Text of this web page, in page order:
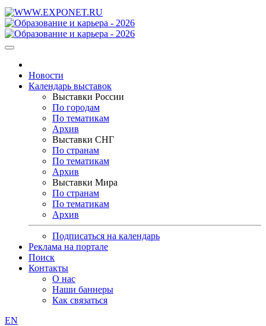
Новости
Календарь выставок
Выставки России
По городам
По тематикам
Архив
Выставки СНГ
По странам
По тематикам
Архив
Выставки Мира
По странам
По тематикам
Архив
Подписаться на календарь
Реклама на портале
Поиск
Контакты
О нас
Наши баннеры
Как связаться
EN